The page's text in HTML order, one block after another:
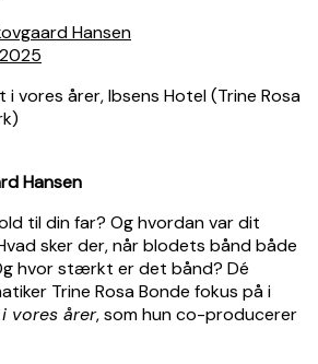
Hansen
Hansen
til din far? Og hvordan var dit
sker der, når blodets bånd både
hvor stærkt er det bånd? Dé
Trine Rosa Bonde fokus på i
vores årer, som hun co-producerer